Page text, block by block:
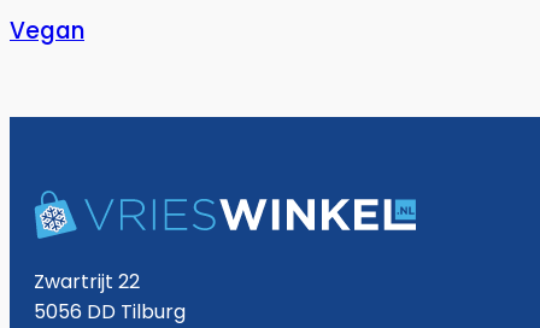
Vegan
Zwartrijt 22
5056 DD Tilburg